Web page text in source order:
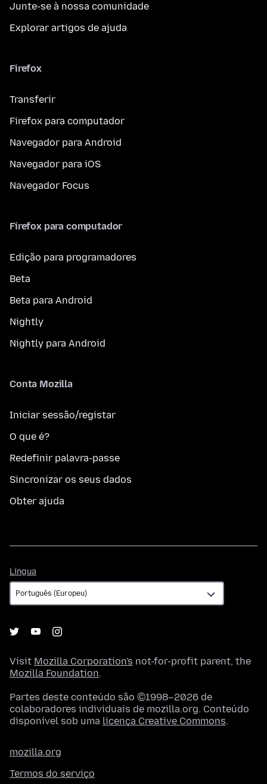
Junte-se à nossa comunidade
Explorar artigos de ajuda
Firefox
Transferir
Firefox para computador
Navegador para Android
Navegador para iOS
Navegador Focus
Firefox para computador
Edição para programadores
Beta
Beta para Android
Nightly
Nightly para Android
Conta Mozilla
Iniciar sessão/registar
O que é?
Redefinir palavra-passe
Sincronizar os seus dados
Obter ajuda
Língua
Visit Mozilla Corporation's not-for-profit parent, the
Mozilla Foundation.
Partes deste conteúdo são ©1998–2026 de
colaboradores individuais de mozilla.org. Conteúdo
disponível sob uma licença Creative Commons.
mozilla.org
Termos do serviço